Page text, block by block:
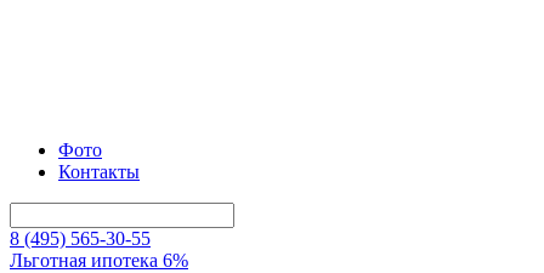
Фото
Контакты
8 (495) 565-30-55
Льготная ипотека 6%